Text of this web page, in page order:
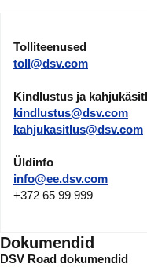
Tolliteenused
toll@dsv.com
Kindlustus ja
kindlustus@dsv.com
kahjukasitlus@dsv.com
Üldinfo
info@ee.dsv.com
+372 65 99 999
Dokumendid
DSV Road dokumendid